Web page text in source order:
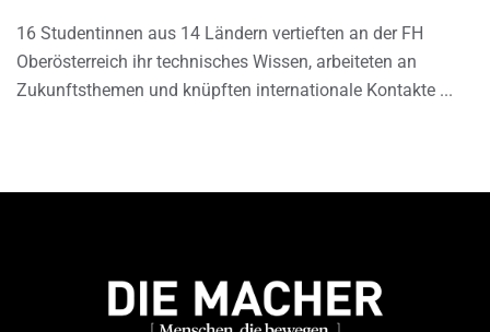
16 Studentinnen aus 14 Ländern vertieften an der FH
Oberösterreich ihr technisches Wissen, arbeiteten an
Zukunftsthemen und knüpften internationale Kontakte